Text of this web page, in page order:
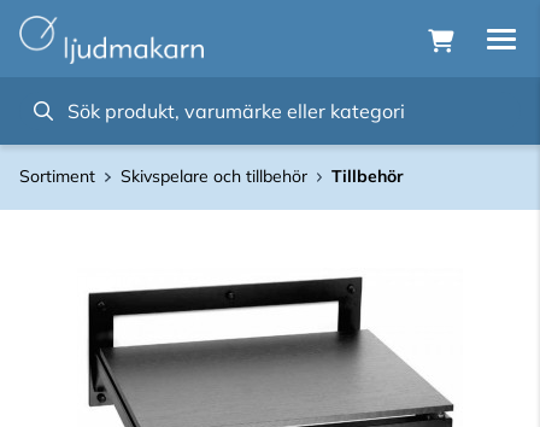
Sortiment Skivspelare och tillbehör Tillbehör